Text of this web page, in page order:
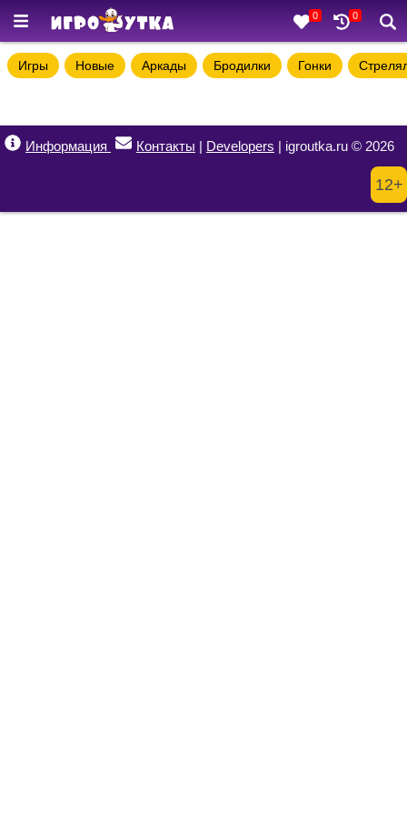
0 0
Игры Новые Аркады Бродилки Гонки
Информация Контакты | Developers | igroutka.ru © 2026
12+